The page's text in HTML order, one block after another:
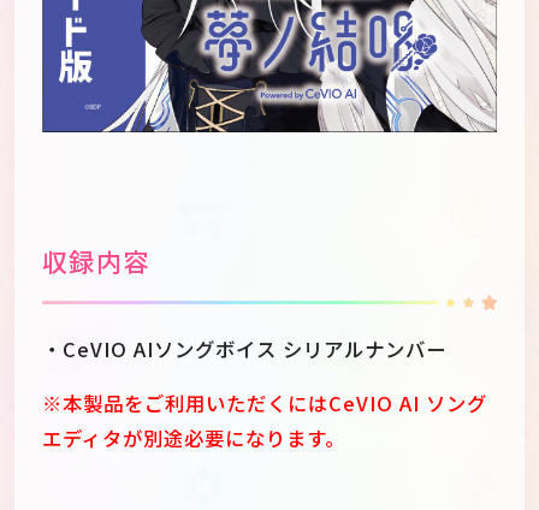
収録内容
・CeVIO AIソングボイス シリアルナンバー
※本製品をご利用いただくにはCeVIO AI ソング
エディタが別途必要になります。